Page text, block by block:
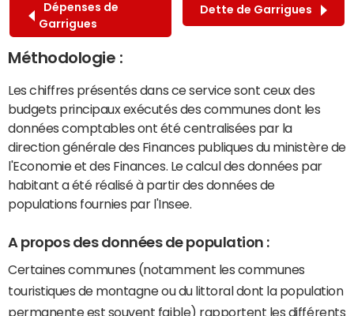
Dépenses de
Garrigues
Dette de Garrigues
Méthodologie :
Les chiffres présentés dans ce service sont ceux des
budgets principaux exécutés des communes dont les
données comptables ont été centralisées par la
direction générale des Finances publiques du ministère de
l'Economie et des Finances. Le calcul des données par
habitant a été réalisé à partir des données de
populations fournies par l'Insee.
A propos des données de population :
Certaines communes (notamment les communes
touristiques de montagne ou du littoral dont la population
permanente est souvent faible) rapportent les différents